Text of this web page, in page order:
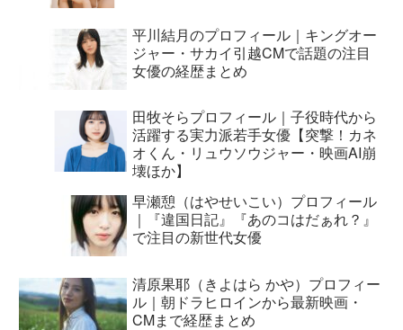
平川結月のプロフィール｜キングオー
ジャー・サカイ引越CMで話題の注目
女優の経歴まとめ
田牧そらプロフィール｜子役時代から
活躍する実力派若手女優【突撃！カネ
オくん・リュウソウジャー・映画AI崩
壊ほか】
早瀬憩（はやせいこい）プロフィール
｜『違国日記』『あのコはだぁれ？』
で注目の新世代女優
清原果耶（きよはら かや）プロフィー
ル｜朝ドラヒロインから最新映画・
CMまで経歴まとめ